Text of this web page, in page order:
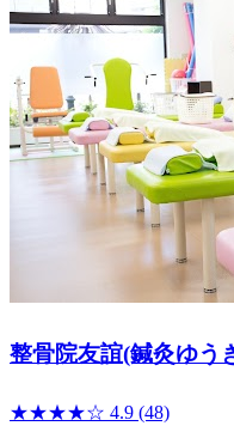
整骨院友誼(鍼灸ゆう
★★★★☆ 4.9 (48)